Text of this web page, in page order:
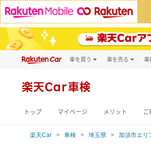
車を買う
新車
車を売る 車
楽天Car車検
トップ マイページ メリット
楽天Car 車検 埼玉県 加須市エリ